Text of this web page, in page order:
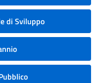
di Sviluppo